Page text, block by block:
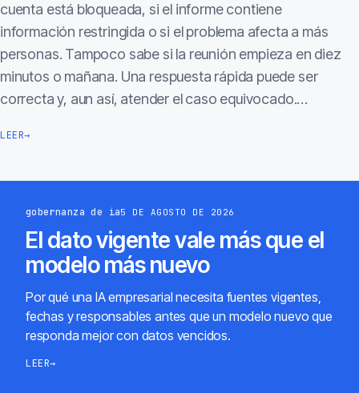
cuenta está bloqueada, si el informe contiene
información restringida o si el problema afecta a más
personas. Tampoco sabe si la reunión empieza en diez
minutos o mañana. Una respuesta rápida puede ser
correcta y, aun así, atender el caso equivocado.…
LEER→
gobernanza de ia5 DE AGOSTO DE 2026
El dato vigente vale más que el
modelo más nuevo
Por qué una IA empresarial necesita fuentes vigentes,
fechas y responsables antes que un modelo nuevo que
responda mejor con datos vencidos.
LEER→